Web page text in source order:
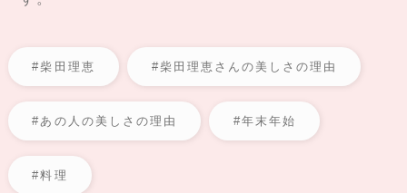
#柴田理恵 #柴田理恵さんの美しさの理由
#あの人の美しさの理由 #年末年始
#料理